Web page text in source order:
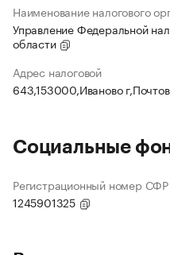
Наименование налогового
Управление Федеральной
области
Адрес налоговой
643,153000,Иваново
Социальные
Регистрационный номер СФР
1245901325